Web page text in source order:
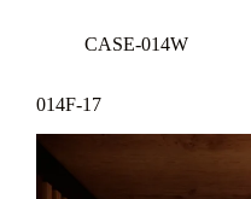
CASE-014W
014F-17